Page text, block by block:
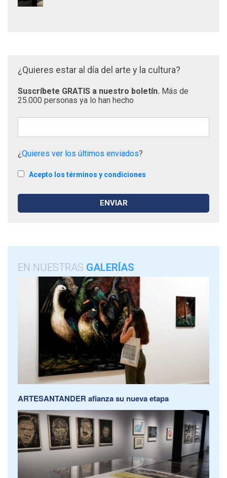
¿Quieres estar al día del arte y la cultura?
Suscríbete GRATIS a nuestro boletín. Más de
25.000 personas ya lo han hecho
¿Quieres ver los últimos enviados?
Acepto los términos y condiciones
EN NUESTRAS GALERÍAS
ARTESANTANDER afianza su nueva etapa